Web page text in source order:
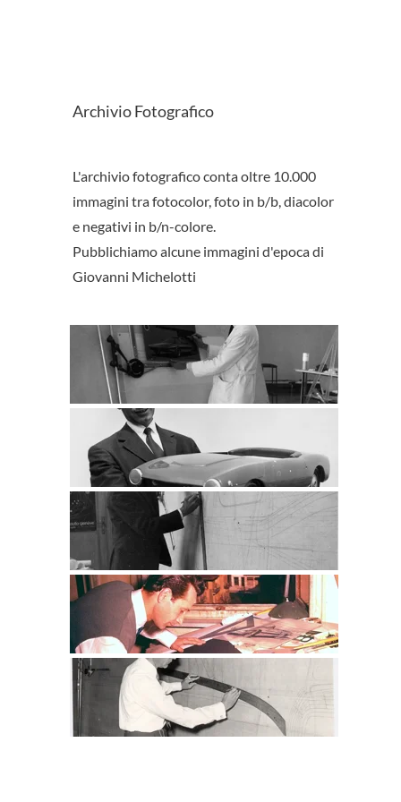
Archivio Fotografico
L'archivio fotografico conta oltre 10.000
immagini tra fotocolor, foto in b/b, diacolor
e negativi in b/n-colore.
Pubblichiamo alcune immagini d'epoca di
Giovanni Michelotti